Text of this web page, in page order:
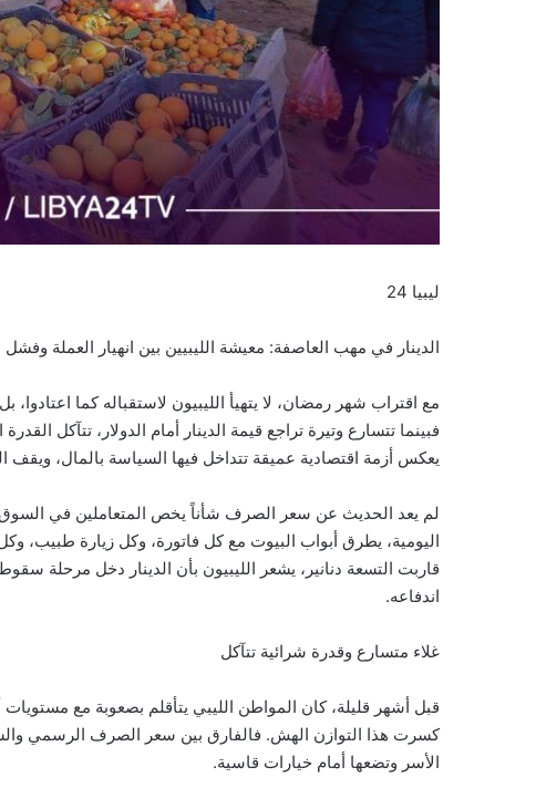
ليبيا 24
الدينار في مهب العاصفة: معيشة الليبيين بين انهيار العملة
مع اقتراب شهر رمضان، لا يتهيأ الليبيون لاستقباله كما
فبينما تتسارع وتيرة تراجع قيمة الدينار أمام الدولار، تتآكل
يعكس أزمة اقتصادية عميقة تتداخل فيها السياسة بالمال،
لم يعد الحديث عن سعر الصرف شأناً يخص المتعاملين في السوق
اليومية، يطرق أبواب البيوت مع كل فاتورة، وكل زيارة
قاربت التسعة دنانير، يشعر الليبيون بأن الدينار دخل مرحلة
اندفاعه.
غلاء متسارع وقدرة شرائية تتآكل
قبل أشهر قليلة، كان المواطن الليبي يتأقلم بصعوبة مع
كسرت هذا التوازن الهش. فالفارق بين سعر الصرف الرسمي
الأسر وتضعها أمام خيارات قاسية.